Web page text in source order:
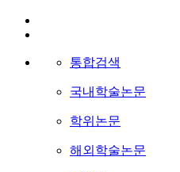
통합검색
국내학술논문
학위논문
해외학술논문